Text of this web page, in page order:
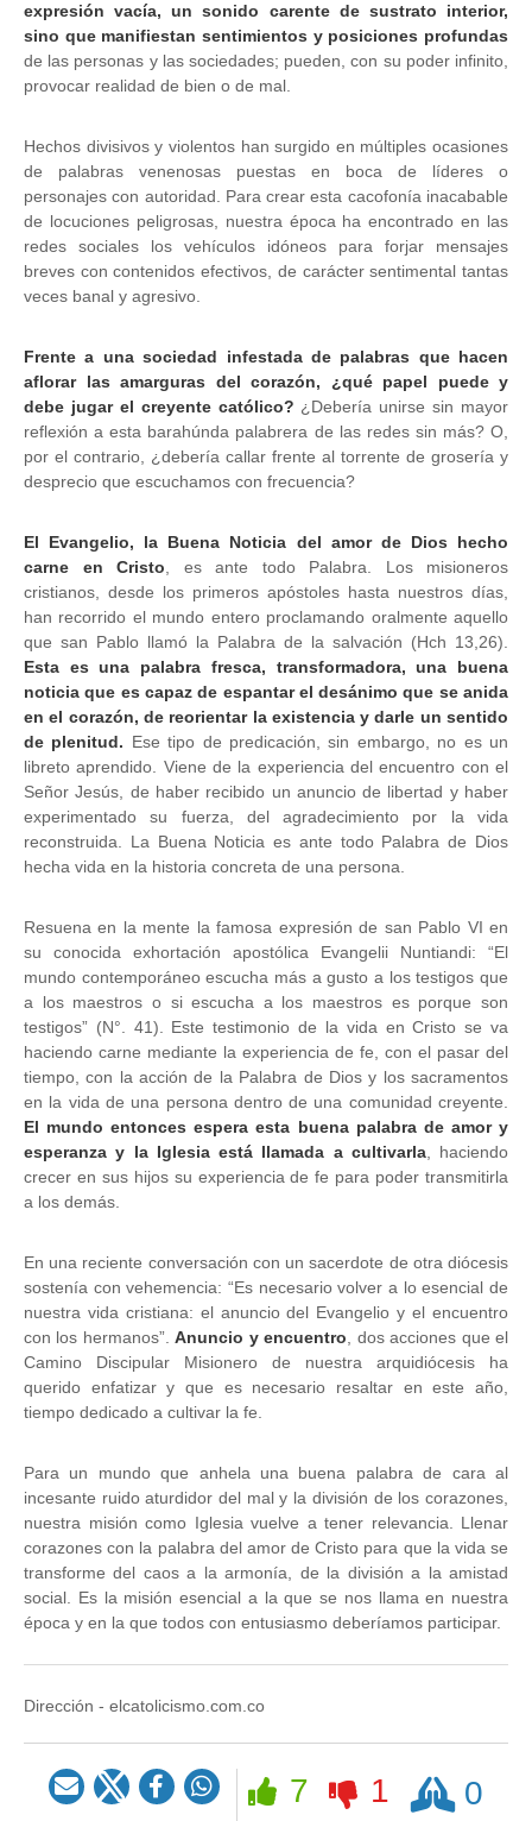
expresión vacía, un sonido carente de sustrato interior,
sino que manifiestan sentimientos y posiciones profundas
de las personas y las sociedades; pueden, con su poder infinito,
provocar realidad de bien o de mal.
Hechos divisivos y violentos han surgido en múltiples ocasiones
de palabras venenosas puestas en boca de líderes o
personajes con autoridad. Para crear esta cacofonía inacabable
de locuciones peligrosas, nuestra época ha encontrado en las
redes sociales los vehículos idóneos para forjar mensajes
breves con contenidos efectivos, de carácter sentimental tantas
veces banal y agresivo.
Frente a una sociedad infestada de palabras que hacen
aflorar las amarguras del corazón, ¿qué papel puede y
debe jugar el creyente católico? ¿Debería unirse sin mayor
reflexión a esta barahúnda palabrera de las redes sin más? O,
por el contrario, ¿debería callar frente al torrente de grosería y
desprecio que escuchamos con frecuencia?
El Evangelio, la Buena Noticia del amor de Dios hecho
carne en Cristo, es ante todo Palabra. Los misioneros
cristianos, desde los primeros apóstoles hasta nuestros días,
han recorrido el mundo entero proclamando oralmente aquello
que san Pablo llamó la Palabra de la salvación (Hch 13,26).
Esta es una palabra fresca, transformadora, una buena
noticia que es capaz de espantar el desánimo que se anida
en el corazón, de reorientar la existencia y darle un sentido
de plenitud. Ese tipo de predicación, sin embargo, no es un
libreto aprendido. Viene de la experiencia del encuentro con el
Señor Jesús, de haber recibido un anuncio de libertad y haber
experimentado su fuerza, del agradecimiento por la vida
reconstruida. La Buena Noticia es ante todo Palabra de Dios
hecha vida en la historia concreta de una persona.
Resuena en la mente la famosa expresión de san Pablo VI en
su conocida exhortación apostólica Evangelii Nuntiandi: “El
mundo contemporáneo escucha más a gusto a los testigos que
a los maestros o si escucha a los maestros es porque son
testigos” (N°. 41). Este testimonio de la vida en Cristo se va
haciendo carne mediante la experiencia de fe, con el pasar del
tiempo, con la acción de la Palabra de Dios y los sacramentos
en la vida de una persona dentro de una comunidad creyente.
El mundo entonces espera esta buena palabra de amor y
esperanza y la Iglesia está llamada a cultivarla, haciendo
crecer en sus hijos su experiencia de fe para poder transmitirla
a los demás.
En una reciente conversación con un sacerdote de otra diócesis
sostenía con vehemencia: “Es necesario volver a lo esencial de
nuestra vida cristiana: el anuncio del Evangelio y el encuentro
con los hermanos”.Anuncio y encuentro, dos acciones que el
Camino Discipular Misionero de nuestra arquidiócesis ha
querido enfatizar y que es necesario resaltar en este año,
tiempo dedicado a cultivar la fe.
Para un mundo que anhela una buena palabra de cara al
incesante ruido aturdidor del mal y la división de los corazones,
nuestra misión como Iglesia vuelve a tener relevancia. Llenar
corazones con la palabra del amor de Cristo para que la vida se
transforme del caos a la armonía, de la división a la amistad
social. Es la misión esencial a la que se nos llama en nuestra
época y en la que todos con entusiasmo deberíamos participar.
Dirección - elcatolicismo.com.co
7 1
Rezar 0